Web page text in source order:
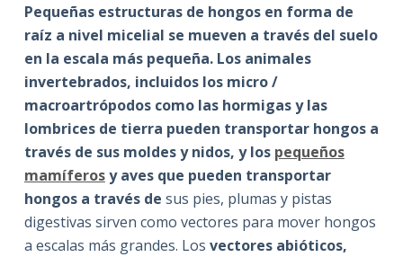
Pequeñas estructuras de hongos en forma de
raíz a nivel micelial se mueven a través del suelo
en la escala más pequeña. Los animales
invertebrados, incluidos los micro /
macroartrópodos como las hormigas y las
lombrices de tierra pueden transportar hongos a
través de sus moldes y nidos, y los pequeños
mamíferosy aves que pueden transportar
hongos a través de sus pies, plumas y pistas
digestivas sirven como vectores para mover hongos
a escalas más grandes. Los vectores abióticos,